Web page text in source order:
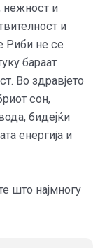
нежност и
и
Риби не се
бараат
Во здравјето
сон,
бидејќи
енергија и
што најмногу